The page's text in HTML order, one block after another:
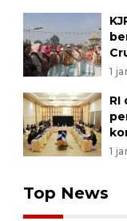
1
RI
1
Top News